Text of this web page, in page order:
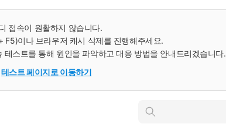
접속이 원활하지 않습니다.
F5)이나 브라우저 캐시 삭제를 진행해주세요.
스트를 통해 원인을 파악하고 대응 방법을 안내드리겠습니다.
테스트 페이지로 이동하기
인